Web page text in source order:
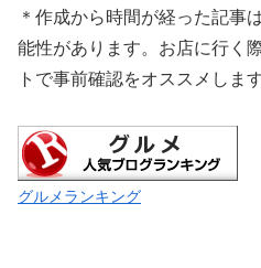
＊作成から時間が経った記事
能性があります。お店に行く
トで事前確認をオススメします
グルメランキング